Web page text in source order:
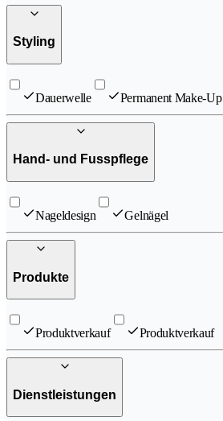
Styling
Dauerwelle Permanent Make-Up
Hand- und Fusspflege
Nageldesign Gelnägel
Produkte
Produktverkauf Produktverkauf
Dienstleistungen